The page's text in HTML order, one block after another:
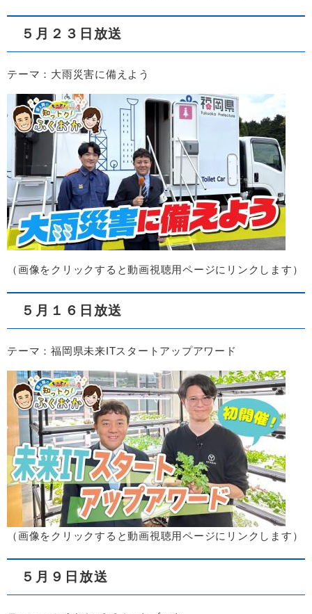
５月２３日放送
テーマ：大雨災害に備えよう
​（画像をクリックすると動画視聴用ページにリンクします）​
５月１６日放送
テーマ：福岡県未来ITスタートアップアワード
​（画像をクリックすると動画視聴用ページにリンクします）​
５月９日放送